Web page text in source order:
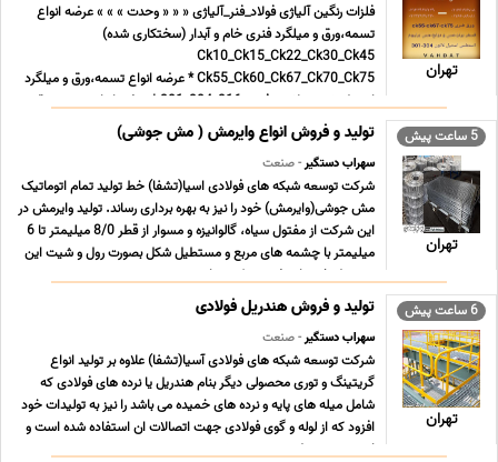
تهران
فلزات رنگین آلیاژی فولاد_فنر_آلیاژی « « « وحدت » » » عرضه انواع
تسمه،ورق و میلگرد فنری خام و آبدار (سختکاری شده)
Ck10_Ck15_Ck22_Ck30_Ck45
Ck55_Ck60_Ck67_Ck70_Ck75 * عرضه انواع تسمه،ورق و میلگرد
استیل،شیم و لاتون فنری 316_304_301 * عرضه انواع تسمه،ورق و
میلگرد فسفربرنز،مس و برنج و ... ...
5 ساعت پیش
تهران
تولید و فروش انواع وایرمش ( مش جوشی)
سهراب دستگیر- صنعت
شرکت توسعه شبکه های فولادی اسیا(تشفا) خط تولید تمام اتوماتیک
مش جوشی(وایرمش) خود را نیز به بهره برداری رساند. تولید وایرمش در
این شرکت از مفتول سیاه، گالوانیزه و مسوار از قطر 8/0 میلیمتر تا 6
میلیمتر با چشمه های مربع و مستطیل شکل بصورت رول و شیت این
محصول خود را عرضه می کند.سایر ... ...
6 ساعت پیش
تهران
تولید و فروش هندریل فولادی
سهراب دستگیر- صنعت
شرکت توسعه شبکه های فولادی آسیا(تشفا) علاوه بر تولید انواع
گریتینگ و توری محصولی دیگر بنام هندریل یا نرده های فولادی که
شامل میله های پایه و نرده های خمیده می باشد را نیز به تولیدات خود
افزود که از لوله و گوی فولادی جهت اتصالات ان استفاده شده است و
این نوع هندریل بروز ترین روش تو ... ...